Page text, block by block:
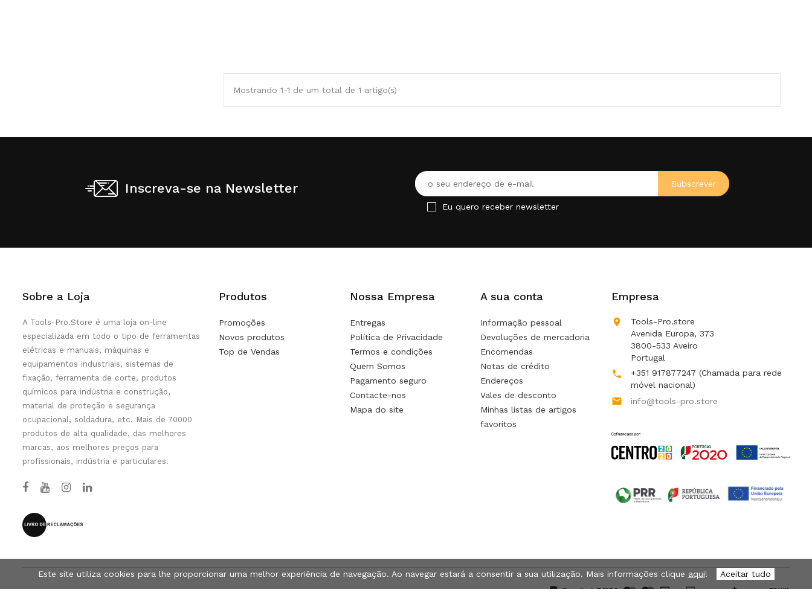
Mostrando 1-1 de um total de 1 artigo(s)
Inscreva-se na Newsletter
Eu quero receber newsletter
Sobre a Loja
A Tools-Pro.Store é uma loja on-line
especializada em todo o tipo de ferramentas
elétricas e manuais, máquinas e
equipamentos industriais, sistemas de
fixação, ferramenta de corte, produtos
químicos para indústria e construção,
material de proteção e segurança
ocupacional, soldadura, etc. Mais de 70000
produtos de alta qualidade, das melhores
marcas, aos melhores preços para
profissionais, indústria e particulares.
Produtos
Promoções
Novos produtos
Top de Vendas
Nossa Empresa
Entregas
Política de Privacidade
Termos e condições
Quem Somos
Pagamento seguro
Contacte-nos
Mapa do site
A sua conta
Informação pessoal
Devoluções de mercadoria
Encomendas
Notas de crédito
Endereços
Vales de desconto
Minhas listas de artigos
favoritos
Empresa

Tools-Pro.store
Avenida Europa, 373
3800-533 Aveiro
Portugal
 +351 917877247 (Chamada para rede
móvel nacional)
 info@tools-pro.store
Este site utiliza cookies para lhe proporcionar uma melhor experiência de navegação. Ao navegar estará a consentir a sua utilização. Mais informações clique aqui! Aceitar tudo